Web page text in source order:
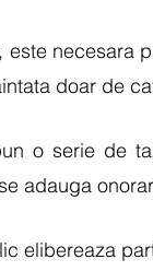
necesara
doar de
o serie de
adauga
elibereaza